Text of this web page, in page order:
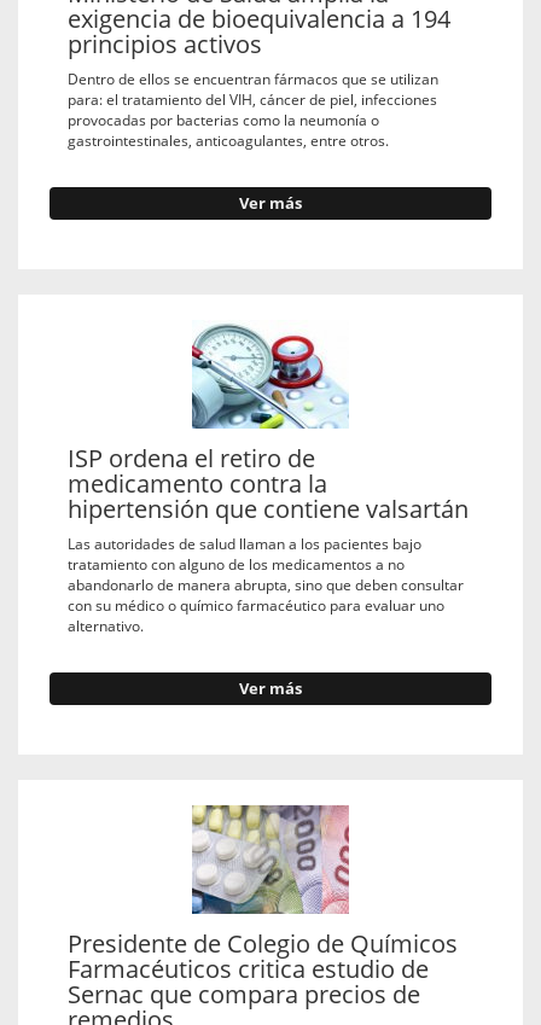
exigencia de bioequivalencia a 194
principios activos
Dentro de ellos se encuentran fármacos que se utilizan
para: el tratamiento del VIH, cáncer de piel, infecciones
provocadas por bacterias como la neumonía o
gastrointestinales, anticoagulantes, entre otros.
Ver más
ISP ordena el retiro de
medicamento contra la
hipertensión que contiene valsartán
Las autoridades de salud llaman a los pacientes bajo
tratamiento con alguno de los medicamentos a no
abandonarlo de manera abrupta, sino que deben consultar
con su médico o químico farmacéutico para evaluar uno
alternativo.
Ver más
Presidente de Colegio de Químicos
Farmacéuticos critica estudio de
Sernac que compara precios de